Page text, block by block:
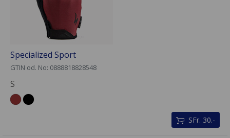
Specialized Sport
GTIN od. No: 0888818828548
S
SFr. 30.-